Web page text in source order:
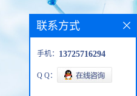
联系方式
手机： 13725716294
Q Q：